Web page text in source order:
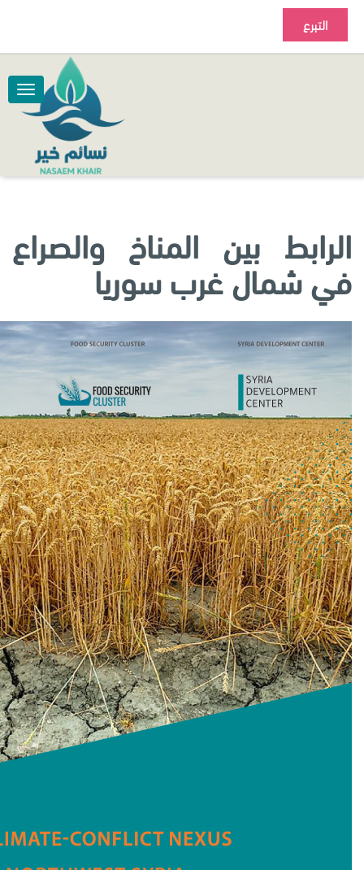
الرابط بين المناخ والصراع
في شمال غرب سوريا
التبرع